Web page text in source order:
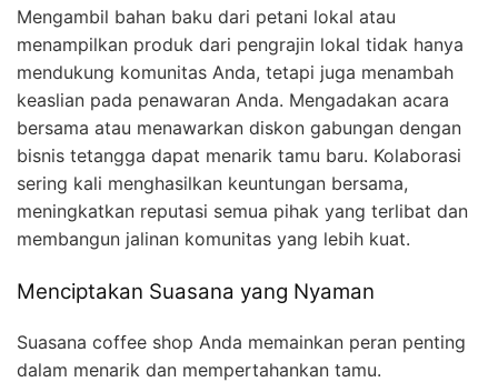
Mengambil bahan baku dari petani lokal atau
menampilkan produk dari pengrajin lokal tidak hanya
mendukung komunitas Anda, tetapi juga menambah
keaslian pada penawaran Anda. Mengadakan acara
bersama atau menawarkan diskon gabungan dengan
bisnis tetangga dapat menarik tamu baru. Kolaborasi
sering kali menghasilkan keuntungan bersama,
meningkatkan reputasi semua pihak yang terlibat dan
membangun jalinan komunitas yang lebih kuat.
Menciptakan Suasana yang Nyaman
Suasana coffee shop Anda memainkan peran penting
dalam menarik dan mempertahankan tamu.